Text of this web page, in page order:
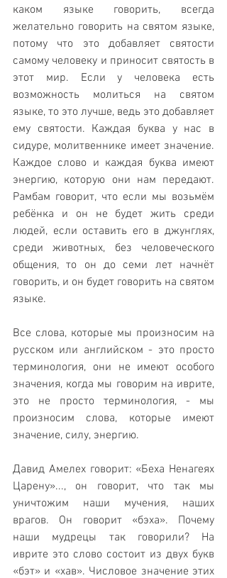
каком языке говорить, всегда
желательно говорить на святом языке,
потому что это добавляет святости
самому человеку и приносит святость в
этот мир. Если у человека есть
возможность молиться на святом
языке, то это лучше, ведь это добавляет
ему святости. Каждая буква у нас в
сидуре, молитвеннике имеет значение.
Каждое слово и каждая буква имеют
энергию, которую они нам передают.
Рамбам говорит, что если мы возьмём
ребёнка и он не будет жить среди
людей, если оставить его в джунглях,
среди животных, без человеческого
общения, то он до семи лет начнёт
говорить, и он будет говорить на святом
языке.
Все слова, которые мы произносим на
русском или английском - это просто
терминология, они не имеют особого
значения, когда мы говорим на иврите,
это не просто терминология, - мы
произносим слова, которые имеют
значение, силу, энергию.
Давид Амелех говорит: «Беха Ненагеях
Царену»..., он говорит, что так мы
уничтожим наши мучения, наших
врагов. Он говорит «бэха». Почему
наши мудрецы так говорили? На
иврите это слово состоит из двух букв
«бэт» и «хав». Числовое значение этих